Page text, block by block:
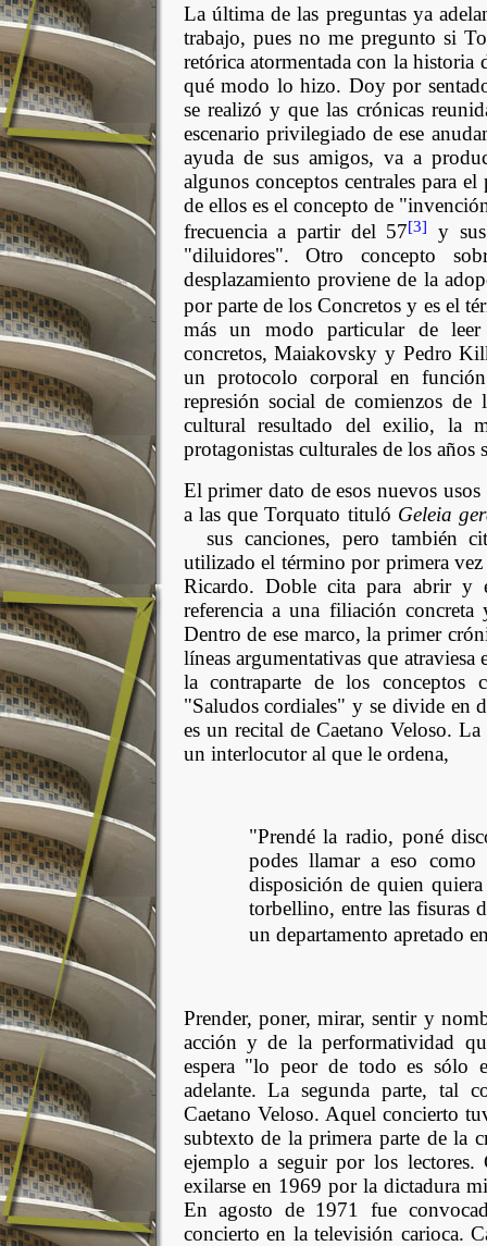
La última de las preguntas ya
trabajo, pues no me pregunto si
retórica atormentada con la
qué modo lo hizo. Doy por
se realizó y que las crónicas
escenario privilegiado de ese
ayuda de sus amigos, va a
algunos conceptos centrales para
de ellos es el concepto de
frecuencia a partir del 57[3]
y
"diluidores". Otro concepto
desplazamiento proviene de la
por parte de los Concretos y es el
más un modo particular de leer
concretos, Maiakovsky y Pedro
un protocolo corporal en
represión social de comienzos de
cultural resultado del exilio, la
protagonistas culturales de los
El primer dato de esos nuevos
a las que Torquato tituló Geleia
sus canciones, pero también
utilizado el término por primera
Ricardo. Doble cita para abrir y
referencia a una filiación
Dentro de ese marco, la primer
líneas argumentativas que
la contraparte de los conceptos
"Saludos cordiales" y se divide en
es un recital de Caetano Veloso.
un interlocutor al que le ordena,
"Prendé la radio, poné
podes llamar a eso
disposición de quien
torbellino, entre las fisuras
un departamento apretado
Prender, poner, mirar, sentir y
acción y de la performatividad
espera "lo peor de todo es sólo
adelante. La segunda parte, tal
Caetano Veloso. Aquel concierto
subtexto de la primera parte de la
ejemplo a seguir por los lectores.
exilarse en 1969 por la dictadura
En agosto de 1971 fue
concierto en la televisión carioca.